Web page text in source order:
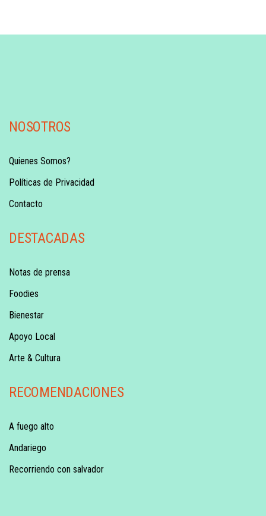
NOSOTROS
Quienes Somos?
Políticas de Privacidad
Contacto
DESTACADAS
Notas de prensa
Foodies
Bienestar
Apoyo Local
Arte & Cultura
RECOMENDACIONES
A fuego alto
Andariego
Recorriendo con salvador